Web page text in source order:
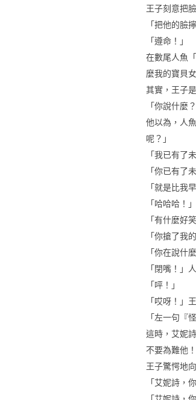
王子刻意把
「把他的臉
「遵命！」
在數尾人魚
麼我的寶貝
其實，王子
「你說什麼
他以為，人
呢？」
「我已有了
「你已有了
「就是比我
「哈哈哈！
「有什麼好
「你搶了我
「你在說什
「閉嘴！」
「呯！」
「哎呀！」
「左一句『
這時，艾妮
不要為難他！
王子驚愕地
「艾妮詩，